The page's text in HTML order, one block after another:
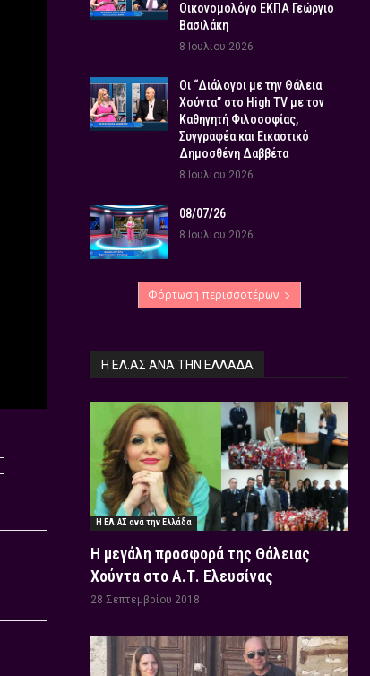
Οικονομολόγο ΕΚΠΑ Γεώργιο
Βασιλάκη
8 Ιουλίου 2026
Οι “Διάλογοι με την Θάλεια
Χούντα” στο High TV με τον
Καθηγητή Φιλοσοφίας,
Συγγραφέα και Εικαστικό
Δημοσθένη Δαββέτα
8 Ιουλίου 2026
08/07/26
8 Ιουλίου 2026
Φόρτωση περισσοτέρων
Η ΕΛ.ΑΣ ΑΝΆ ΤΗΝ ΕΛΛΆΔΑ
Η ΕΛ.ΑΣ ανά την Ελλάδα
Η μεγάλη προσφορά της Θάλειας
Χούντα στο Α.Τ. Ελευσίνας
28 Σεπτεμβρίου 2018